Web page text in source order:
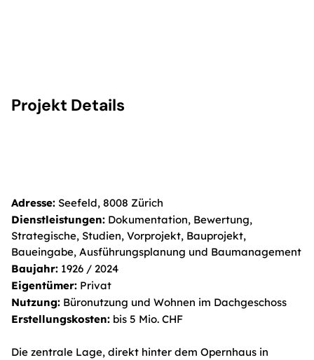
Projekt Details
Adresse: Seefeld, 8008 Zürich
Dienstleistungen: Dokumentation, Bewertung,
Strategische, Studien, Vorprojekt, Bauprojekt,
Baueingabe, Ausführungsplanung und Baumanagement
Baujahr: 1926 / 2024
Eigentümer: Privat
Nutzung: Büronutzung und Wohnen im Dachgeschoss
Erstellungskosten: bis 5 Mio. CHF
Die zentrale Lage, direkt hinter dem Opernhaus in